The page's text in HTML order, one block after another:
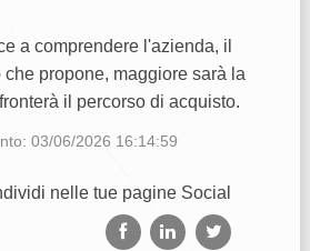
a comprendere l'azienda, il
propone, maggiore sarà la
il percorso di acquisto.
03/06/2026 16:14:59
nelle tue pagine Social